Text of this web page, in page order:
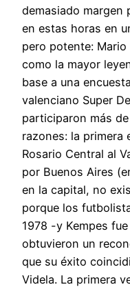
demasiado margen
en estas horas en
pero potente:
como la mayor
base a una
valenciano Super
participaron más
razones: la primera
Rosario Central al
por Buenos Aires
en la capital, no
porque los
1978 -y Kempes
obtuvieron un
que su éxito
Videla. La primera